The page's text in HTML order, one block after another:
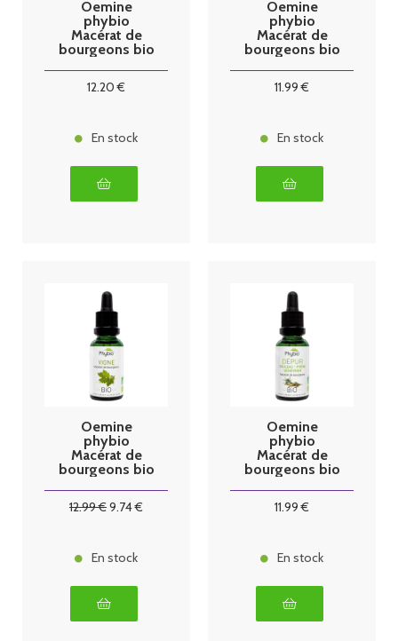
Oemine
phybio
Macérat de
bourgeons bio
12.20 €
En stock
Oemine
phybio
Macérat de
bourgeons bio
11.99 €
En stock
Oemine
phybio
Macérat de
bourgeons bio
12.99€9.74€
En stock
Oemine
phybio
Macérat de
bourgeons bio
11.99 €
En stock